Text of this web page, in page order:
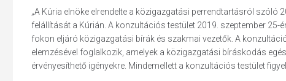
„A Kúria elnöke elrendelte a közigazgatási perrendtartásról szóló
felállítását a Kúrián. A konzultációs testület 2019. szeptember
fokon eljáró közigazgatási bírák és szakmai vezetők. A
elemzésével foglalkozik, amelyek a közigazgatási bíráskodás
érvényesíthető igényekre. Mindemellett a konzultációs testület